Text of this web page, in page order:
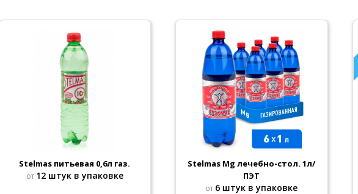
Stelmas питьевая 0,6л газ.
от 12 штук в упаковке
Stelmas Mg лечебно-стол. 1л/
ПЭТ
от 6 штук в упаковке